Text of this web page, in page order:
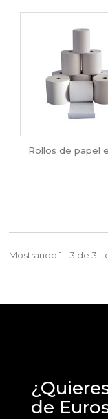
Rollos de papel
Mostrando 1 - 3 de 3
de